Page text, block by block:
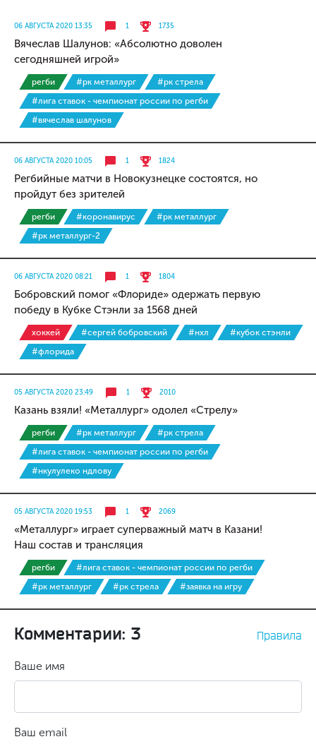
06 АВГУСТА 2020 13:35 1 1735
Вячеслав Шалунов: «Абсолютно доволен
сегодняшней игрой»
регби #рк металлург
#рк стрела
#лига ставок - чемпионат россии по регби
#вячеслав шалунов
06 АВГУСТА 2020 10:05 1 1824
Регбийные матчи в Новокузнецке состоятся, но
пройдут без зрителей
регби #коронавирус
#рк металлург
#рк металлург-2
06 АВГУСТА 2020 08:21 1 1804
Бобровский помог «Флориде» одержать первую
победу в Кубке Стэнли за 1568 дней
хоккей #сергей бобровский #нхл
#кубок стэнли
#флорида
05 АВГУСТА 2020 23:49 1 2010
Казань взяли! «Металлург» одолел «Стрелу»
регби #рк металлург
#рк стрела
#лига ставок - чемпионат россии по регби
#нкулулеко ндлову
05 АВГУСТА 2020 19:53 1 2069
«Металлург» играет суперважный матч в Казани!
Наш состав и трансляция
регби
#лига ставок - чемпионат россии по регби
#рк металлург
#рк стрела #заявка на игру
Комментарии: 3 Правила
Ваше имя
Ваш email